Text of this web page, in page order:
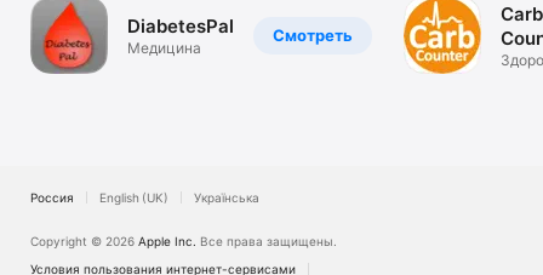
Смотреть
DiabetesPal
Медицина
Carb
and
Россия English (UK) Українська
Copyright © 2026 Apple Inc.
Все права защищены.
Условия пользования интернет-сервисами